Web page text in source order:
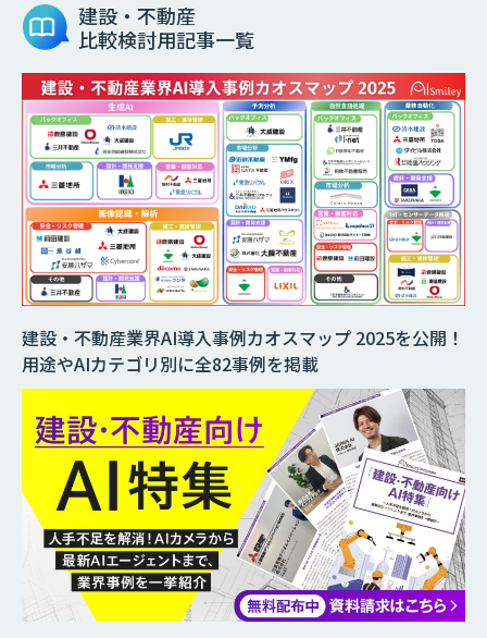
建設・不動産
比較検討用記事一覧
建設・不動産業界AI導入事例カオスマップ 2025を公開！
用途やAIカテゴリ別に全82事例を掲載